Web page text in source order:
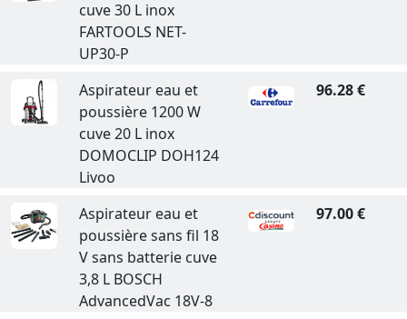
cuve 30 L inox
FARTOOLS NET-
UP30-P
Aspirateur eau et
poussière 1200 W
cuve 20 L inox
DOMOCLIP DOH124
Livoo
96.28 €
Aspirateur eau et
poussière sans fil 18
V sans batterie cuve
3,8 L BOSCH
AdvancedVac 18V-8
97.00 €